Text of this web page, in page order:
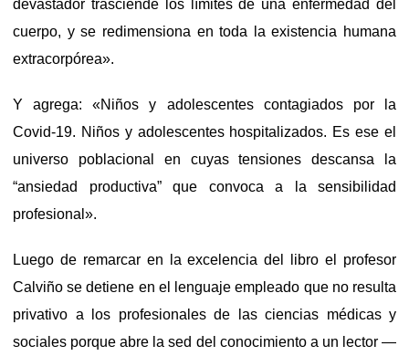
devastador trasciende los límites de una enfermedad del
cuerpo, y se redimensiona en toda la existencia humana
extracorpórea».
Y agrega: «Niños y adolescentes contagiados por la
Covid-19. Niños y adolescentes hospitalizados. Es ese el
universo poblacional en cuyas tensiones descansa la
“ansiedad productiva” que convoca a la sensibilidad
profesional».
Luego de remarcar en la excelencia del libro el profesor
Calviño se detiene en el lenguaje empleado que no resulta
privativo a los profesionales de las ciencias médicas y
sociales porque abre la sed del conocimiento a un lector —